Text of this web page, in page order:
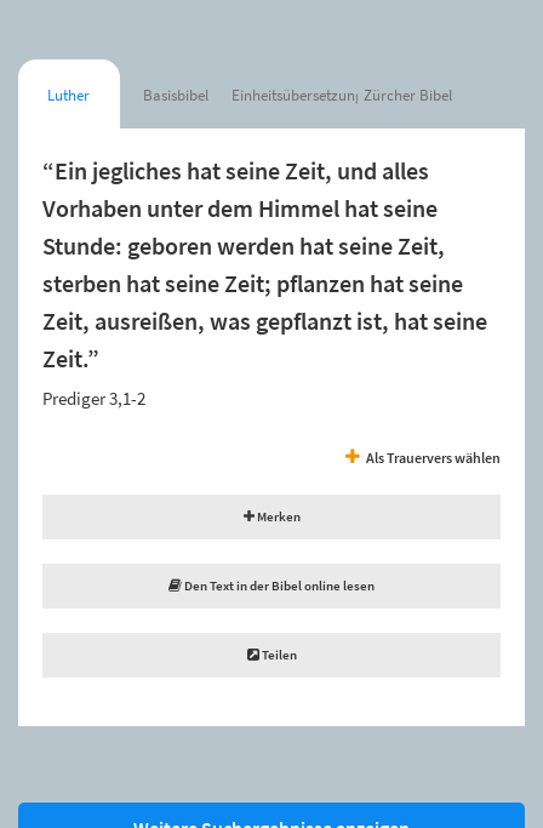
Luther Basisbibel Einheitsübersetzung Zürcher Bibel
“Ein jegliches hat seine Zeit, und alles
Vorhaben unter dem Himmel hat seine
Stunde: geboren werden hat seine Zeit,
sterben hat seine Zeit; pflanzen hat seine
Zeit, ausreißen, was gepflanzt ist, hat seine
Zeit.”
Prediger 3,1-2
Als Trauervers wählen
Merken
Den Text in der Bibel online lesen
Teilen